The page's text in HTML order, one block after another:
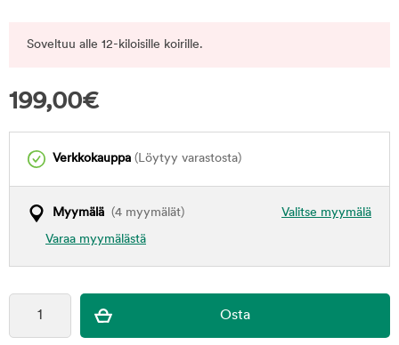
Soveltuu alle 12-kiloisille koirille.
199,00€
Verkkokauppa (Löytyy varastosta)
Valitse myymälä
Myymälä (4 myymälät)
Varaa myymälästä